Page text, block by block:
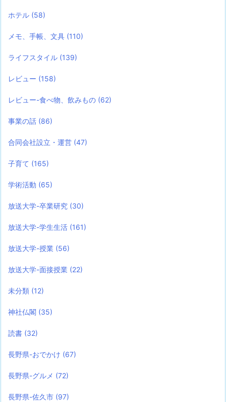
ホテル (58)
メモ、手帳、文具 (110)
ライフスタイル (139)
レビュー (158)
レビュー-食べ物、飲みもの (62)
事業の話 (86)
合同会社設立・運営 (47)
子育て (165)
学術活動 (65)
放送大学-卒業研究 (30)
放送大学-学生生活 (161)
放送大学-授業 (56)
放送大学-面接授業 (22)
未分類 (12)
神社仏閣 (35)
読書 (32)
長野県-おでかけ (67)
長野県-グルメ (72)
長野県-佐久市 (97)